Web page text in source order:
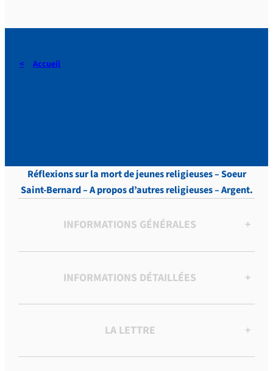
Accueil
Réflexions sur la mort de jeunes religieuses – Soeur
Saint-Bernard – A propos d’autres religieuses – Argent.
INFORMATIONS GÉNÉRALES +
INFORMATIONS DÉTAILLÉES +
LA LETTRE +